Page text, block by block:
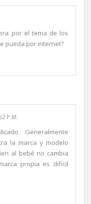
por el tema de los
pueda por internet?
P.M.
Generalmente
la marca y modelo
al bebé no cambia
propia es dificil